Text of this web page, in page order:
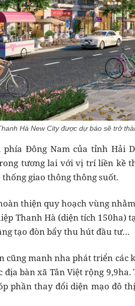
Hà New City được dự báo sẽ trở
Đông Nam của tỉnh Hải
tương lai với vị trí liền kề
giao thông thông suốt.
thiện quy hoạch vùng
Thanh Hà (diện tích 150ha)
tạo đòn bẩy thu hút đầu tư…
cũng manh nha phát triển các
địa bàn xã Tân Việt rộng
phần thay đổi diện mạo đô